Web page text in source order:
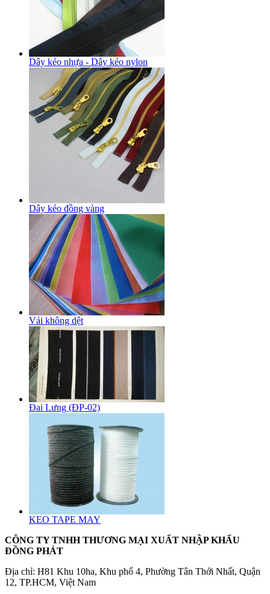
Dây kéo nhựa - Dây kéo nylon
Dây kéo đồng vàng
Vải không dệt
Đai Lưng (ĐP-02)
KEO TAPE MAY
CÔNG TY TNHH THƯƠNG MẠI XUẤT NHẬP KHẨU
ĐỒNG PHÁT
Địa chỉ: H81 Khu 10ha, Khu phố 4, Phường Tân Thới Nhất, Quận
12, TP.HCM, Việt Nam